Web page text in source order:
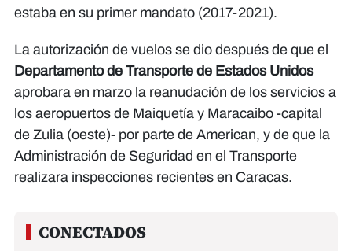
estaba en su primer mandato (2017-2021).
La autorización de vuelos se dio después de que el
Departamento de Transporte de Estados Unidos
aprobara en marzo la reanudación de los servicios a
los aeropuertos de Maiquetía y Maracaibo -capital
de Zulia (oeste)- por parte de American, y de que la
Administración de Seguridad en el Transporte
realizara inspecciones recientes en Caracas.